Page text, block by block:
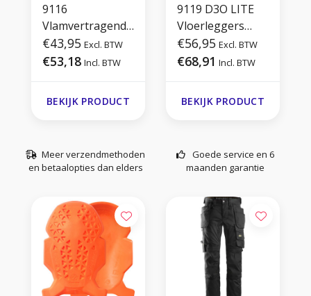
9116
Vlamvertragende
Kniebeschermers
€43,95 Excl. BTW
€53,18 Incl. BTW
BEKIJK PRODUCT
9119 D3O LITE
Vloerleggers
Kniestukken
€56,95 Excl. BTW
€68,91 Incl. BTW
BEKIJK PRODUCT
Meer verzendmethoden
en betaalopties dan elders
Goede service en 6
maanden garantie